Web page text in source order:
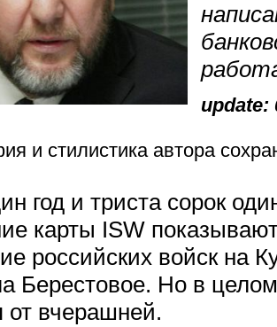
update:
и стилистика автора
год и триста сорок
карты ISW
российских войск на
Берестовое. Но в
от вчерашней.